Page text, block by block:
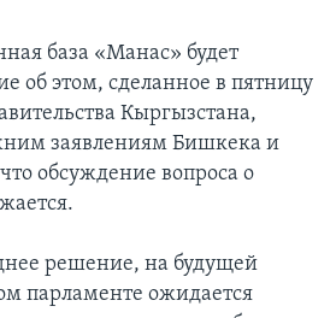
ИСТОРИЯ
база «Манас» будет
об этом, сделанное в пятницу
Кыргызстана,
заявлениям Бишкека и
обсуждение вопроса о
решение, на будущей
парламенте ожидается